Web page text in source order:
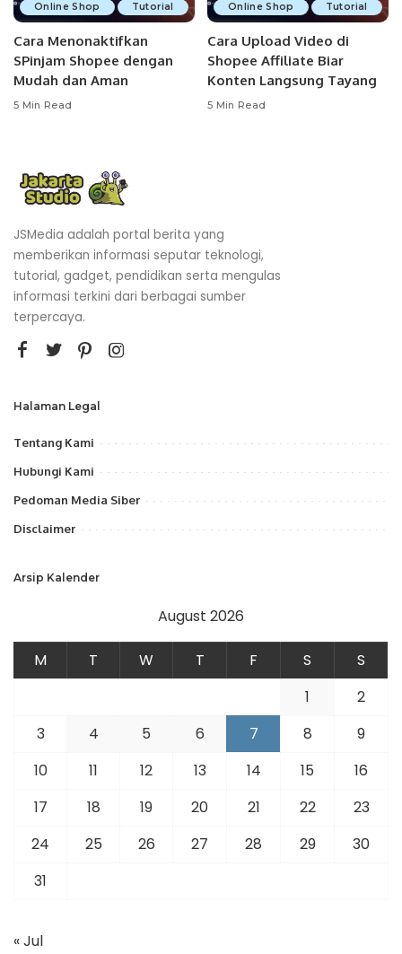
Online Shop Tutorial
Cara Menonaktifkan
SPinjam Shopee dengan
Mudah dan Aman
5 Min Read
Online Shop Tutorial
Cara Upload Video di
Shopee Affiliate Biar
Konten Langsung Tayang
5 Min Read
JSMedia adalah portal berita yang
memberikan informasi seputar teknologi,
tutorial, gadget, pendidikan serta mengulas
informasi terkini dari berbagai sumber
terpercaya.
Halaman Legal
Tentang Kami
Hubungi Kami
Pedoman Media Siber
Disclaimer
Arsip Kalender
August 2026
M T W T F S
S
1
2
3
4 5 6 7 8
9
10
11 12 13 14 15
16
17
18 19 20 21 22
23
24
25 26 27 28 29
30
31
« Jul